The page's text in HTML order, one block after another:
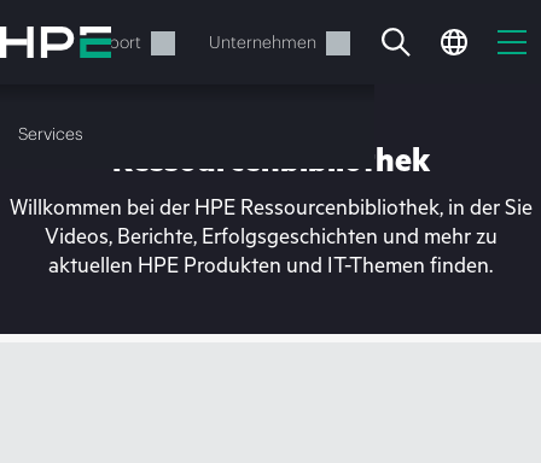
Hauptinhalt
wechseln
Support Unternehmen
Services
Ihr Warenkorb ist aktuell
Ressourcenbibliothek
Willkommen bei der HPE Ressourcenbibliothek, in der Sie
Videos, Berichte, Erfolgsgeschichten und mehr zu
aktuellen HPE Produkten und IT-Themen finden.